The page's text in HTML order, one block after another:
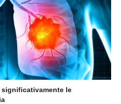
le